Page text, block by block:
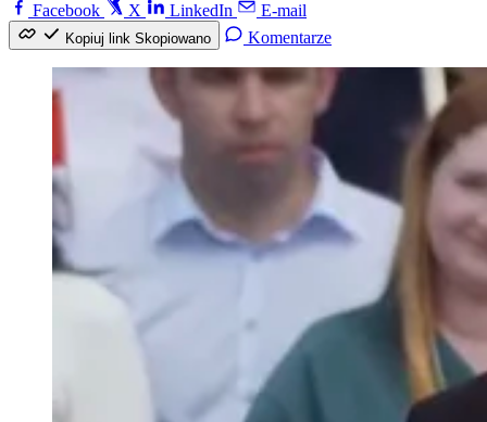
Facebook
X LinkedIn E-mail
Kopiuj link Skopiowano Komentarze